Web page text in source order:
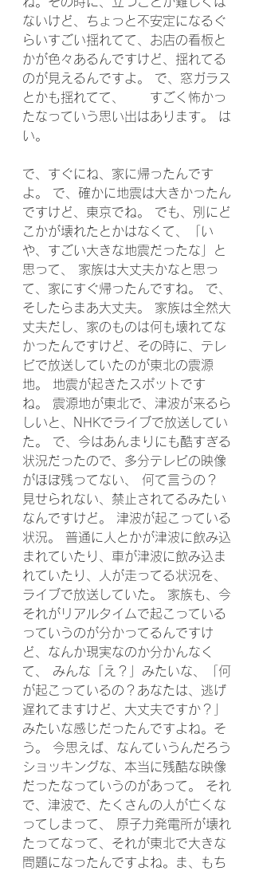
ないけど、ちょっと不安定になるぐ
らいすごい揺れてて、お店の看板と
かが色々あるんですけど、揺れてる
のが見えるんですよ。 で、窓ガラス
とかも揺れてて、	すごく怖かっ
たなっていう思い出はあります。 は
い。
で、すぐにね、家に帰ったんです
よ。 で、確かに地震は大きかったん
ですけど、東京でね。 でも、別にど
こかが壊れたとかはなくて、「い
や、すごい大きな地震だったな」と
思って、 家族は大丈夫かなと思っ
て、家にすぐ帰ったんですね。 で、
そしたらまあ大丈夫。 家族は全然大
丈夫だし、家のものは何も壊れてな
かったんですけど、その時に、テレ
ビで放送していたのが東北の震源
地。 地震が起きたスポットです
ね。 震源地が東北で、津波が来るら
しいと、NHKでライブで放送してい
た。 で、今はあんまりにも酷すぎる
状況だったので、多分テレビの映像
がほぼ残ってない、 何て言うの？
見せられない、禁止されてるみたい
なんですけど。 津波が起こっている
状況。 普通に人とかが津波に飲み込
まれていたり、車が津波に飲み込ま
れていたり、人が走ってる状況を、
ライブで放送していた。 家族も、今
それがリアルタイムで起こっている
っていうのが分かってるんですけ
ど、なんか現実なのか分かんなく
て、 みんな「え？」みたいな、「何
が起こっているの？あなたは、逃げ
遅れてますけど、大丈夫ですか？」
みたいな感じだったんですよね。そ
う。 今思えば、なんていうんだろう
ショッキングな、本当に残酷な映像
だったなっていうのがあって。 それ
で、津波で、たくさんの人が亡くな
ってしまって、 原子力発電所が壊れ
たってなって、それが東北で大きな
問題になったんですよね。ま、もち